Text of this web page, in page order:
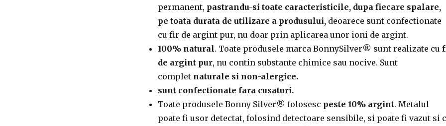
permanent, pastrandu-si toate caracteristicile, dupa fiecare spalare,
pe toata durata de utilizare a produsului, deoarece sunt confectionate
cu fir de argint pur, nu doar prin aplicarea unor ioni de argint.
100% natural. Toate produsele marca BonnySilver® sunt realizate cu
de argint pur, nu contin substante chimice sau nocive. Sunt
complet naturale si non-alergice.
sunt confectionate fara cusaturi.
Toate produsele Bonny Silver® folosesc peste 10% argint. Metalul
poate fi usor detectat, folosind detectoare sensibile, si poate fi vazut si